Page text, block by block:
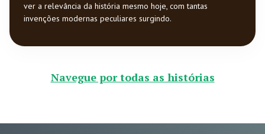
ver a relevância da história mesmo hoje, com tantas
invenções modernas peculiares surgindo.
Navegue por todas as histórias